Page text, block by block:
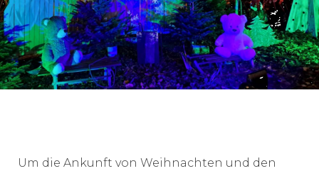
Um die Ankunft von Weihnachten und den